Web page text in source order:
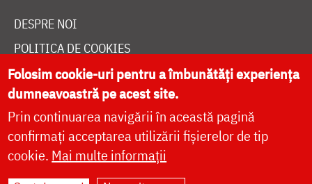
DESPRE NOI
POLITICA DE COOKIES
DONEAZĂ ONLINE PENTRU CATEDRALA NAȚIONALĂ
LIVE
Folosim cookie-uri pentru a îmbunătăți experiența
dumneavoastră pe acest site.
Prin continuarea navigării în această pagină
confirmați acceptarea utilizării fișierelor de tip
cookie. Mai multe informații